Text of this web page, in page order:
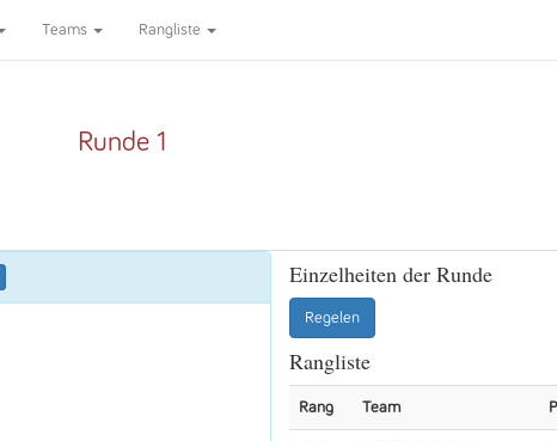
Teams Rangliste
Runde 1
Einzelheiten der Runde
Regelen
Rangliste
Rang Team